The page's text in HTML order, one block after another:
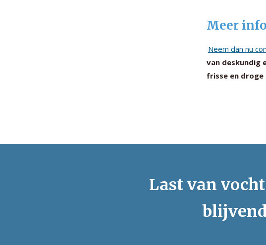
Meer
Neem dan nu
van deskundig
frisse en droge
Last van